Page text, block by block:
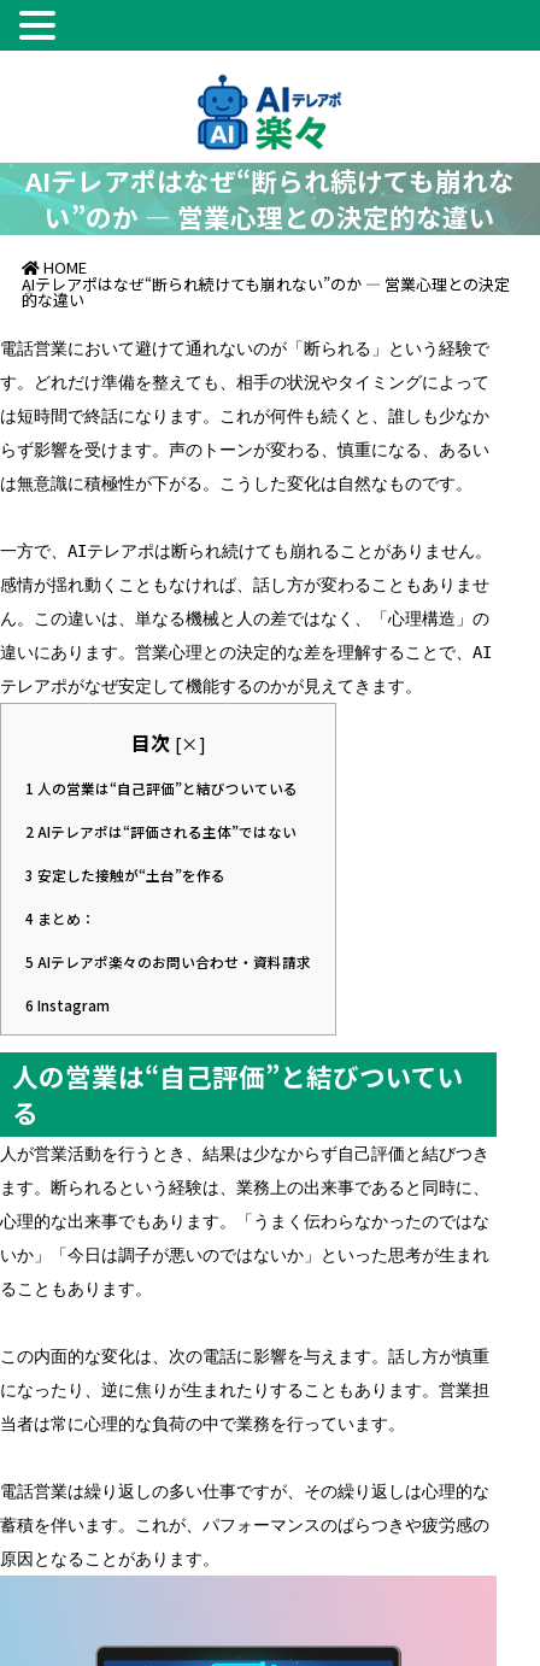
AIテレアポはなぜ“断られ続けても崩れな
い”のか ― 営業心理との決定的な違い
HOME
AIテレアポはなぜ“断られ続けても崩れない”のか ― 営業心理との決定
的な違い
電話営業において避けて通れないのが「断られる」という経験で
す。どれだけ準備を整えても、相手の状況やタイミングによって
は短時間で終話になります。これが何件も続くと、誰しも少なか
らず影響を受けます。声のトーンが変わる、慎重になる、あるい
は無意識に積極性が下がる。こうした変化は自然なものです。
一方で、AIテレアポは断られ続けても崩れることがありません。
感情が揺れ動くこともなければ、話し方が変わることもありませ
ん。この違いは、単なる機械と人の差ではなく、「心理構造」の
違いにあります。営業心理との決定的な差を理解することで、AI
テレアポがなぜ安定して機能するのかが見えてきます。
目次 [×]
1 人の営業は“自己評価”と結びついている
2AIテレアポは“評価される主体”ではない
3 安定した接触が“土台”を作る
4 まとめ：
5 AIテレアポ楽々のお問い合わせ・資料請求
6 Instagram
人の営業は“自己評価”と結びついてい
る
人が営業活動を行うとき、結果は少なからず自己評価と結びつき
ます。断られるという経験は、業務上の出来事であると同時に、
心理的な出来事でもあります。「うまく伝わらなかったのではな
いか」「今日は調子が悪いのではないか」といった思考が生まれ
ることもあります。
この内面的な変化は、次の電話に影響を与えます。話し方が慎重
になったり、逆に焦りが生まれたりすることもあります。営業担
当者は常に心理的な負荷の中で業務を行っています。
電話営業は繰り返しの多い仕事ですが、その繰り返しは心理的な
蓄積を伴います。これが、パフォーマンスのばらつきや疲労感の
原因となることがあります。